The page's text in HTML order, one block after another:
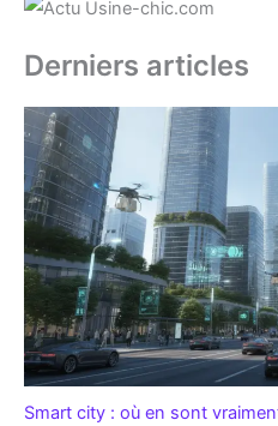
Derniers articles
Smart city : où en sont